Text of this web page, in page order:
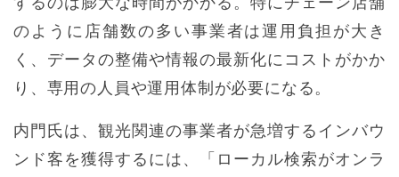
のように店舗数の多い事業者は運用負担が大き
く、データの整備や情報の最新化にコストがかか
り、専用の人員や運用体制が必要になる。
内門氏は、観光関連の事業者が急増するインバウ
ンド客を獲得するには、「ローカル検索がオンラ